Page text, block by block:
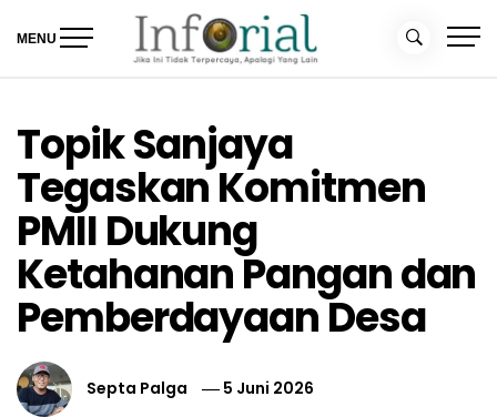
MENU
Topik Sanjaya
Tegaskan Komitmen
PMII Dukung
Ketahanan Pangan dan
Pemberdayaan Desa
Septa Palga
5 Juni 2026